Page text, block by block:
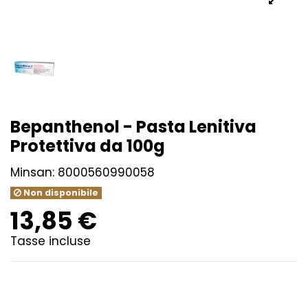
Bepanthenol - Pasta Lenitiva
Protettiva da 100g
Minsan: 8000560990058
Non disponibile
13,85 €
Tasse incluse